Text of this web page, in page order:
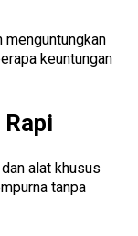
menguntungkan
keuntungan
alat khusus
tanpa